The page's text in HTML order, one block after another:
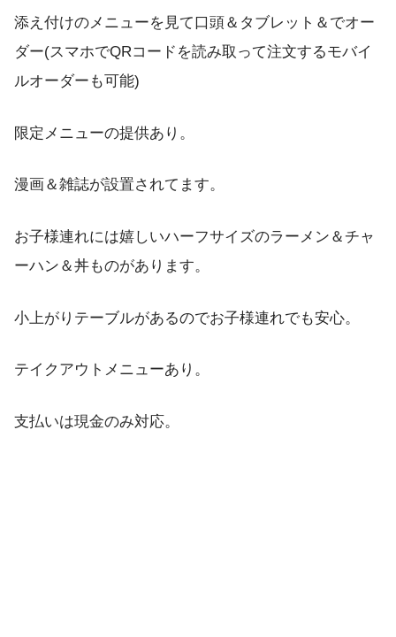
添え付けのメニューを見て口頭＆タブレット＆でオー
ダー(スマホでQRコードを読み取って注文するモバイ
ルオーダーも可能)
限定メニューの提供あり。
漫画＆雑誌が設置されてます。
お子様連れには嬉しいハーフサイズのラーメン＆チャ
ーハン＆丼ものがあります。
小上がりテーブルがあるのでお子様連れでも安心。
テイクアウトメニューあり。
支払いは現金のみ対応。